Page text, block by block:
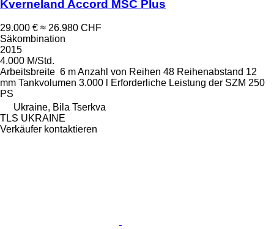
Kverneland Accord MSC Plus
29.000 € ≈ 26.980 CHF
Säkombination
2015
4.000 M/Std.
Arbeitsbreite 6 mAnzahl von Reihen 48 Reihenabstand 12
mm Tankvolumen 3.000 l Erforderliche Leistung der SZM 250
PS
Ukraine, Bila Tserkva
TLS UKRAINE
Verkäufer kontaktieren